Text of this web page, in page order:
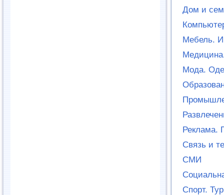
Дом и
Мебель.
Мода.
Реклама.
Связь и
СМИ
Спорт.